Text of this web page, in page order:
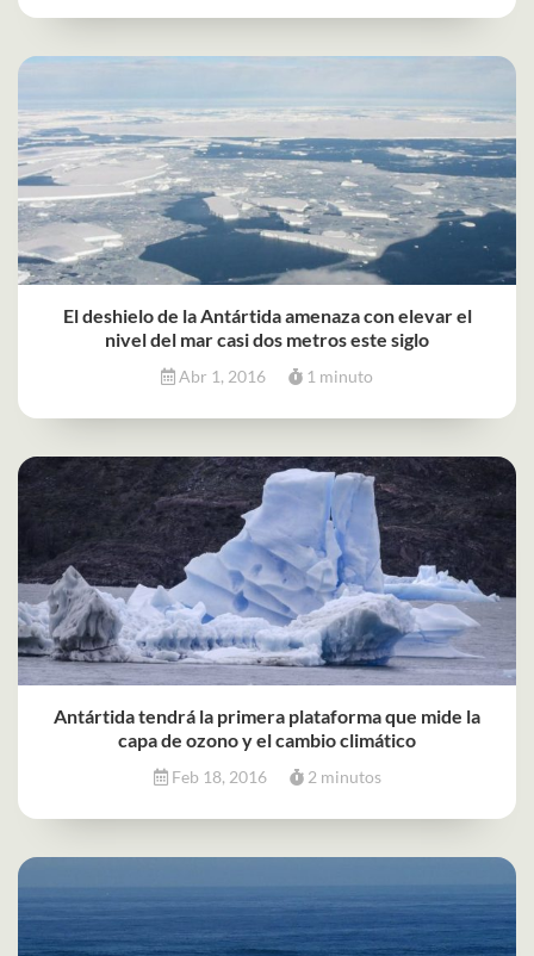
El deshielo de la Antártida amenaza con elevar el
nivel del mar casi dos metros este siglo
Abr 1, 2016 1 minuto
Antártida tendrá la primera plataforma que mide la
capa de ozono y el cambio climático
Feb 18, 2016 2 minutos